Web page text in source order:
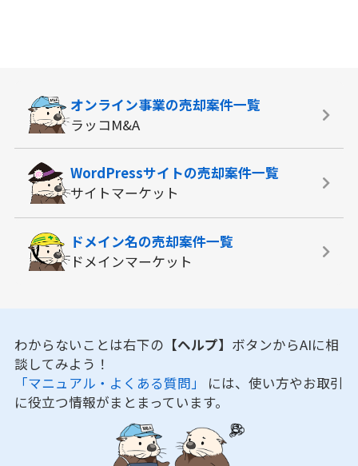
オンライン事業の売却案件一覧
ラッコM&A
WordPressサイトの売却案件一覧
サイトマーケット
ドメイン名の売却案件一覧
ドメインマーケット
わからないことは右下の 【ヘルプ】 ボタンからAIに相
談してみよう！
「マニュアル・よくある質問」 には、使い方やお取引
に役立つ情報がまとまっています。